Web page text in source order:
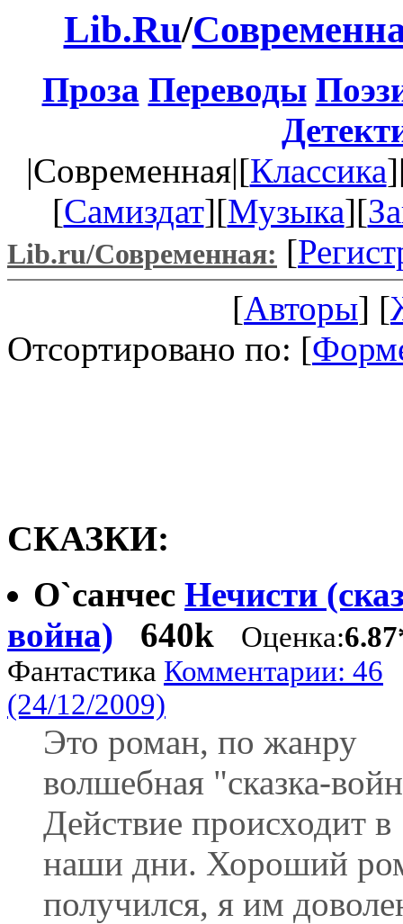
Lib.Ru/
Проза Переводы
|Современная|[Классика
[Самиздат][Музыка][
Lib.ru/Современная: [
[Авторы] [
Отсортировано по: [
СКАЗКИ:
О`санчес Нечисти
война)
640k Оценка:
Фантастика Комментарии: 46
(24/12/2009)
Это роман, по жанру
волшебная "сказка-
Действие происходит в
наши дни. Хороший
получился, я им